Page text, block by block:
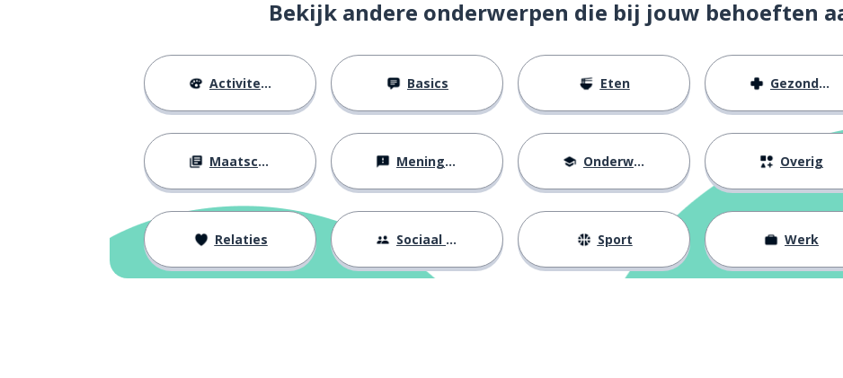
Bekijk andere onderwerpen die bij jouw behoeften
Activiteiten Basics Eten Gezondheid
Maatschappij Meningen Onderwijs Overig
Relaties Sociaal leven Sport Werk